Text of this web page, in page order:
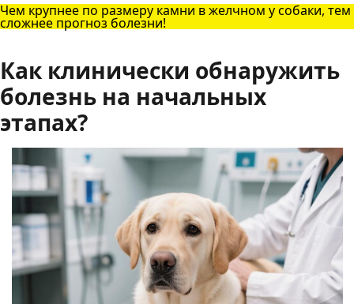
Чем крупнее по размеру камни в желчном у собаки, тем
сложнее прогноз болезни!
Как клинически обнаружить
болезнь на начальных
этапах?